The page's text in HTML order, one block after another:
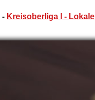
- Kreisoberliga I - Lokale